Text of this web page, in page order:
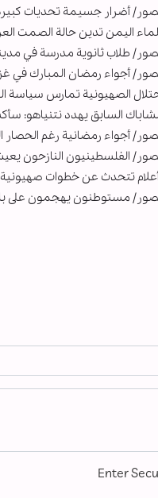
أضرار جسيمة تحديات
اليمن تدين حالة الصمت
طلاب ثانوية مدرسة في
أجواء رمضان المبارك في
الصهيونية تمارس
السابق يهدد نتنياهو:
أجواء رمضانية رغم
الفلسطينيون النازحون
تتحدث عن خطوات صهيونية
مستوطنون يهجمون على